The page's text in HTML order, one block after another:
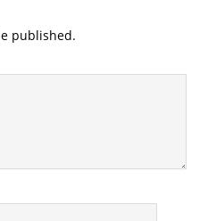
published.